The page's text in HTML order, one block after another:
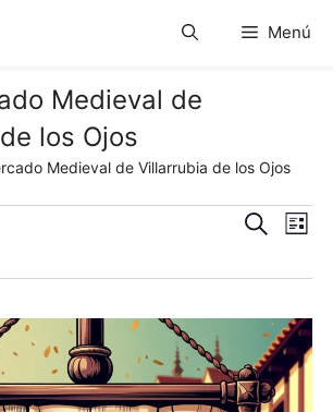
Menú
Medieval de
los Ojos
Medieval de Villarrubia de los Ojos
N
a
v
e
B
N
e
g
L
s
a